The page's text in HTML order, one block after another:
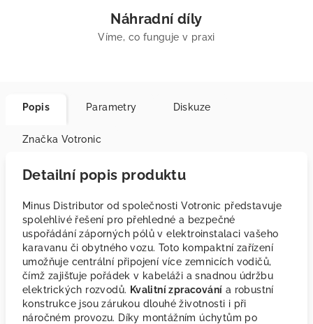
Náhradní díly
Víme, co funguje v praxi
Popis Parametry Diskuze
Značka Votronic
Detailní popis produktu
Minus Distributor od společnosti Votronic představuje
spolehlivé řešení pro přehledné a bezpečné
uspořádání záporných pólů v elektroinstalaci vašeho
karavanu či obytného vozu. Toto kompaktní zařízení
umožňuje centrální připojení více zemnicích vodičů,
čímž zajišťuje pořádek v kabeláži a snadnou údržbu
elektrických rozvodů. Kvalitní zpracování a robustní
konstrukce jsou zárukou dlouhé životnosti i při
náročném provozu. Díky montážním úchytům po